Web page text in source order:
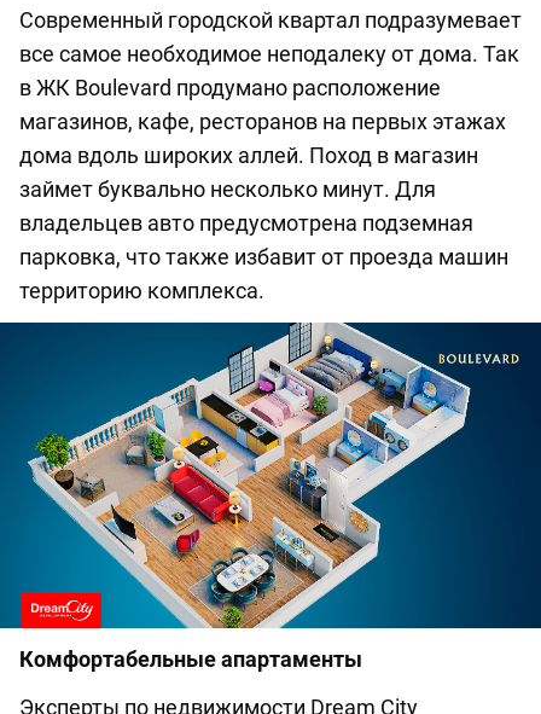
Современный городской квартал подразумевает
все самое необходимое неподалеку от дома. Так
в ЖК Boulevard продумано расположение
магазинов, кафе, ресторанов на первых этажах
дома вдоль широких аллей. Поход в магазин
займет буквально несколько минут. Для
владельцев авто предусмотрена подземная
парковка, что также избавит от проезда машин
территорию комплекса.
Комфортабельные апартаменты
Эксперты по недвижимости Dream City